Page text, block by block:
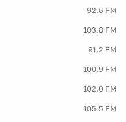
92.6 FM
103.8 FM
91.2 FM
100.9 FM
102.0 FM
105.5 FM